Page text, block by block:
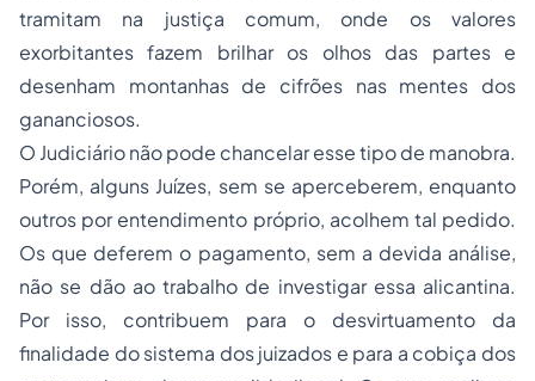
tramitam na justiça comum, onde os valores
exorbitantes fazem brilhar os olhos das partes e
desenham montanhas de cifrões nas mentes dos
gananciosos.
O Judiciário não pode chancelar esse tipo de manobra.
Porém, alguns Juízes, sem se aperceberem, enquanto
outros por entendimento próprio, acolhem tal pedido.
Os que deferem o pagamento, sem a devida análise,
não se dão ao trabalho de investigar essa alicantina.
Por isso, contribuem para o desvirtuamento da
finalidade do sistema dos juizados e para a cobiça dos